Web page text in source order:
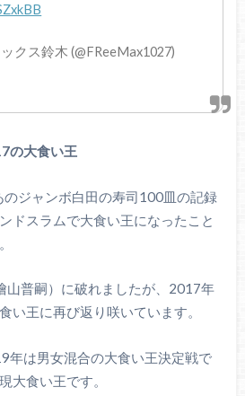
クス鈴木 (@FReeMax1027)
の大食い王
ジャンボ白田の寿司100皿の記録
ドスラムで大食い王になったこと
山普嗣）に破れましたが、2017年
い王に再び返り咲いています。
年は男女混合の大食い王決定戦で
大食い王です。